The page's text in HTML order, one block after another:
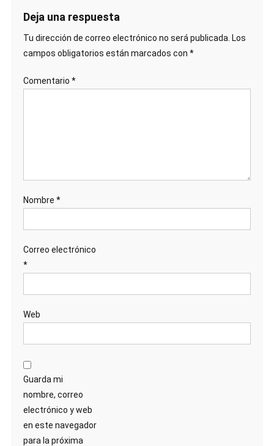
Deja una respuesta
Tu dirección de correo electrónico no será publicada. Los
campos obligatorios están marcados con *
Comentario *
Nombre *
Correo electrónico
*
Web
Guarda mi
nombre, correo
electrónico y web
en este navegador
para la próxima